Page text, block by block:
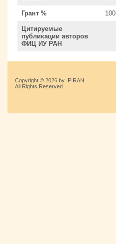
Грант % 100
Цитируемые
публикации авторов
ФИЦ ИУ РАН
Copyright © 2026 by IPIRAN.
All Rights Reserved.